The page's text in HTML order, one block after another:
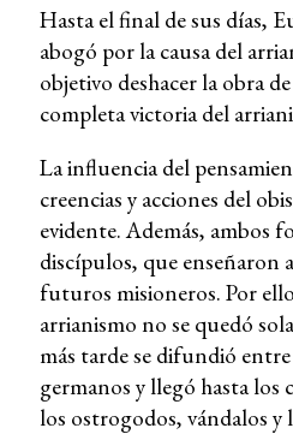
Hasta el final de sus días,
abogó por la causa del
objetivo deshacer la obra
completa victoria del
La influencia del
creencias y acciones del
evidente. Además, ambos
discípulos, que enseñaron
futuros misioneros. Por
arrianismo no se quedó
más tarde se difundió
germanos y llegó hasta los
los ostrogodos, vándalos y